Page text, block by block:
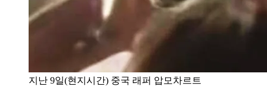
지난 9일(현지시간) 중국 래퍼 압모차르트